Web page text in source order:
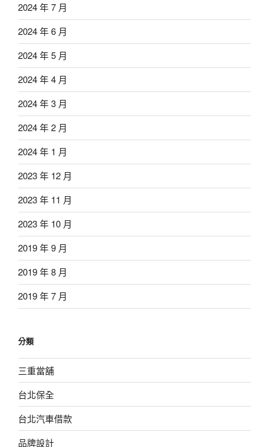
2024 年 7 月
2024 年 6 月
2024 年 5 月
2024 年 4 月
2024 年 3 月
2024 年 2 月
2024 年 1 月
2023 年 12 月
2023 年 11 月
2023 年 10 月
2019 年 9 月
2019 年 8 月
2019 年 7 月
分類
三重當舖
台北保全
台北汽車借款
品牌設計